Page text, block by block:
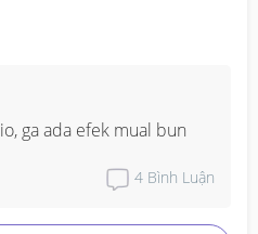
ga ada efek mual bun
4 Bình Luận